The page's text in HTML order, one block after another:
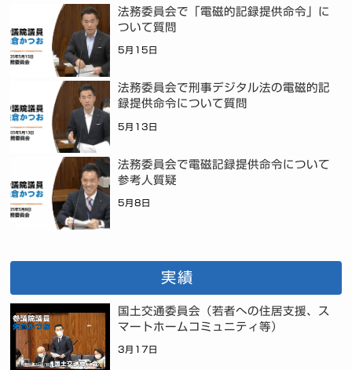
法務委員会で「電磁的記録提供命令」に
ついて質問
5月15日
法務委員会で刑事デジタル法の電磁的記
録提供命令について質問
5月13日
法務委員会で電磁記録提供命令について
参考人質疑
5月8日
実績
国土交通委員会（若者への住居支援、ス
マートホームコミュニティ等）
3月17日